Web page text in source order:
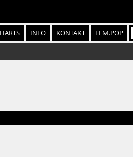
INFO KONTAKT FEM.POP